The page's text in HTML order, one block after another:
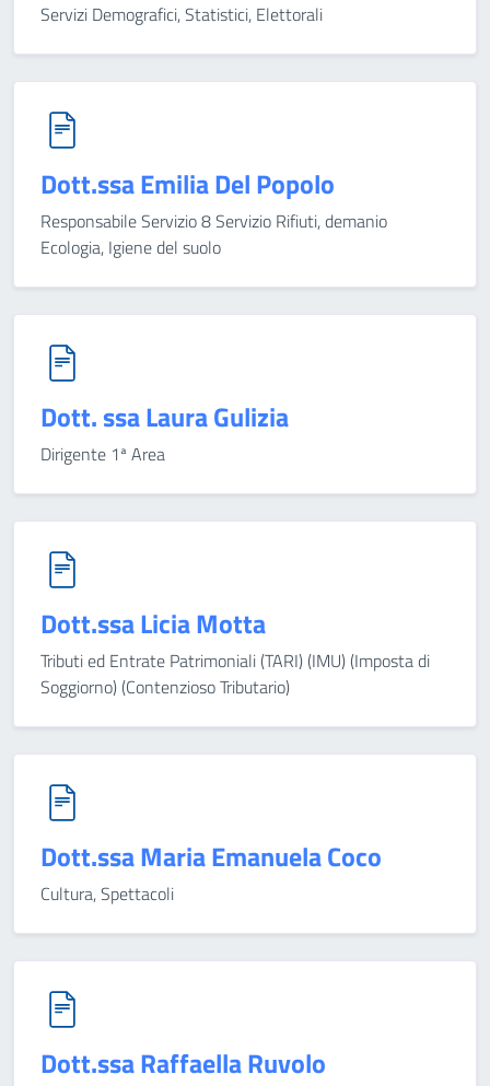
Servizi Demografici, Statistici, Elettorali
Dott.ssa Emilia Del Popolo
Responsabile Servizio 8 Servizio Rifiuti, demanio
Ecologia, Igiene del suolo
Dott. ssa Laura Gulizia
Dirigente 1ª Area
Dott.ssa Licia Motta
Tributi ed Entrate Patrimoniali (TARI) (IMU) (Imposta di
Soggiorno) (Contenzioso Tributario)
Dott.ssa Maria Emanuela Coco
Cultura, Spettacoli
Dott.ssa Raffaella Ruvolo